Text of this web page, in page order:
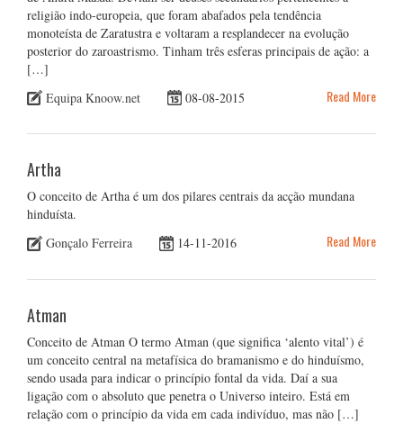
religião indo-europeia, que foram abafados pela tendência
monoteísta de Zaratustra e voltaram a resplandecer na evolução
posterior do zaroastrismo. Tinham três esferas principais de ação: a
[…]
Equipa Knoow.net
08-08-2015 Read More
Artha
O conceito de Artha é um dos pilares centrais da acção mundana
hinduísta.
Gonçalo Ferreira
14-11-2016 Read More
Atman
Conceito de Atman O termo Atman (que significa ‘alento vital’) é
um conceito central na metafísica do bramanismo e do hinduísmo,
sendo usada para indicar o princípio fontal da vida. Daí a sua
ligação com o absoluto que penetra o Universo inteiro. Está em
relação com o princípio da vida em cada indivíduo, mas não […]